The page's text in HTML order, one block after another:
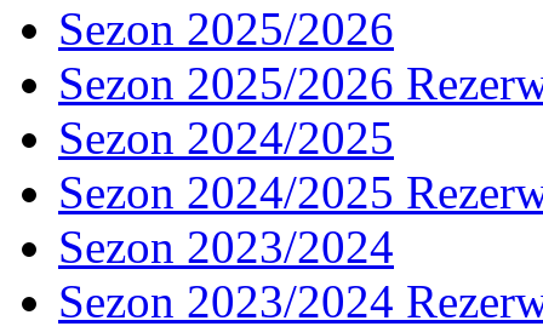
Sezon 2025/2026
Sezon 2025/2026
Sezon 2024/2025
Sezon 2024/2025
Sezon 2023/2024
Sezon 2023/2024